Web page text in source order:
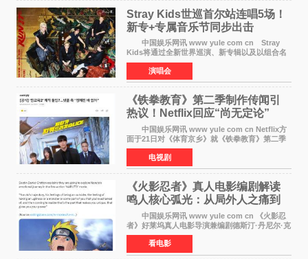
Stray Kids世巡首尔站连唱5场！
新专+专属音乐节同步出击
中国娱乐网讯 www yule com cn Stray
Kids将通过全新世界巡演、新专辑以及以组合名
义打造的专属音乐节等一系列全球活动，开启事
业发展的全新篇章。 Stray Kids将于7月25日
至26日、29日
演唱会
《铁拳教育》第二季制作传闻引
热议！Netflix回应“尚无定论”
中国娱乐网讯 www yule com cn Netflix方
面于21日对《体育京乡》就《铁拳教育》第二季
制作传闻划清界限，表示尚无定论。然而，业界
却有传闻称已就《铁拳教育》第二季的制作展开
了讨论——《
电视剧
《火影忍者》真人电影编剧解读
鸣人核心弧光：从局外人之痛到
自我觉醒
中国娱乐网讯 www yule com cn 《火影忍
者》好莱坞真人电影导演兼编剧德斯汀·丹尼尔·克
雷顿近日在采访中分享了对主角鸣人成长弧光的
理解，透露电影将深入探索鸣人作为局外人的情
感历程。
看电影